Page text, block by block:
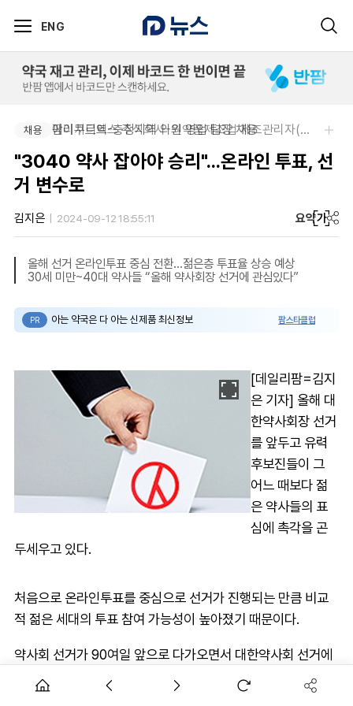
ENG
채용 팜리쿠르트-충청지역 의원 영업 팀장 채용
채용 에이치디엑스 주식회사-의약품제조업 제조관리자(약사) 채용
"3040 약사 잡아야 승리"...온라인 투표, 선
거 변수로
김지은 2024-09-12 18:55:11 요약가
올해 선거 온라인투표 중심 전환...젊은층 투표율 상승 예상
30세 미만~40대 약사들 “올해 약사회장 선거에 관심있다”
PR 아는 약국은 다 아는 신제품 최신정보 팜스타클럽
[데일리팜=김지
은 기자] 올해 대
한약사회장 선거
를 앞두고 유력
후보진들이 그
어느 때보다 젊
은 약사들의 표
심에 촉각을 곤
두세우고 있다.
처음으로 온라인투표를 중심으로 선거가 진행되는 만큼 비교
적 젊은 세대의 투표 참여 가능성이 높아졌기 때문이다.
약사회 선거가 90여일 앞으로 다가오면서 대한약사회 선거에
출마할 유력 후보와 참모진들의 물밑 선거운동이 활발해지고
있다.